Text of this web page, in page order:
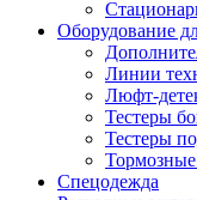
Оборудование
Линии
Люфт-
Тестеры
Тестеры
Спецодежда